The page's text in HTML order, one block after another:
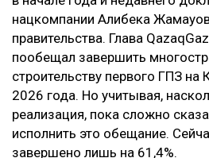
нацкомпании Алибека
правительства. Глава
пообещал завершить
строительству первого ГПЗ
2026 года. Но учитывая,
реализация, пока сложно
исполнить это обещание.
завершено лишь на 61,4%.